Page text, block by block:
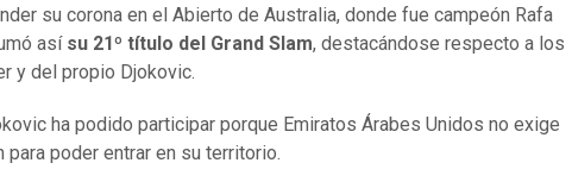
su corona en el Abierto de Australia, donde fue campeón Rafa
así su 21º título del Grand Slam, destacándose respecto a los
y del propio Djokovic.
ha podido participar porque Emiratos Árabes Unidos no exige
para poder entrar en su territorio.